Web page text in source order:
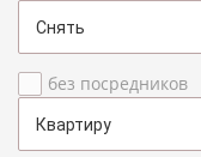
без посредников